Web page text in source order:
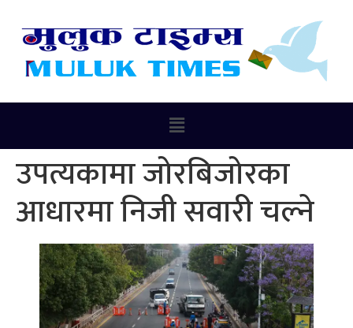
उपत्यकामा जोरबिजोरका
आधारमा निजी सवारी चल्ने